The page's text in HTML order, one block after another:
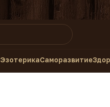
ЭзотерикаСаморазвитие